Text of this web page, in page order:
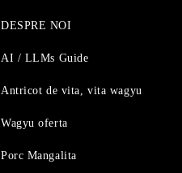
DESPRE NOI
AI / LLMs Guide
Antricot de vita, vita wagyu
Wagyu oferta
Porc Mangalita